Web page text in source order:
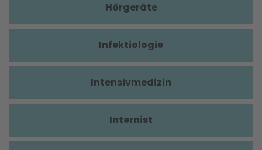
Hörgeräte
Infektiologie
Intensivmedizin
Internist